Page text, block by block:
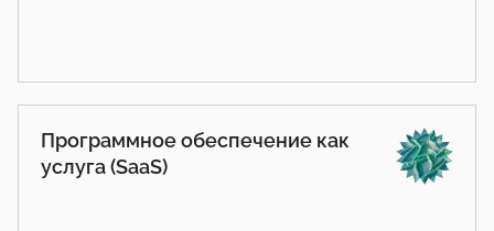
Программное обеспечение как
услуга (SaaS)